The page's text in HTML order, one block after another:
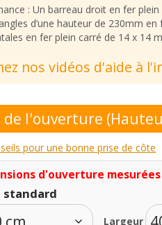
: Un barreau droit en fer
d’une hauteur de 230mm
en fer plein carré de 14 x 14
nos vidéos d'aide à
de l'ouverture
pour une bonne prise de côte
d'ouverture
standard
Largeur